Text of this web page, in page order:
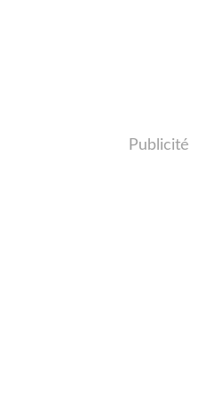
Publicité